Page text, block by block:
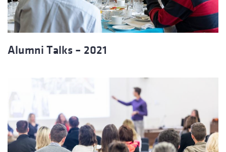
Alumni Talks – 2021